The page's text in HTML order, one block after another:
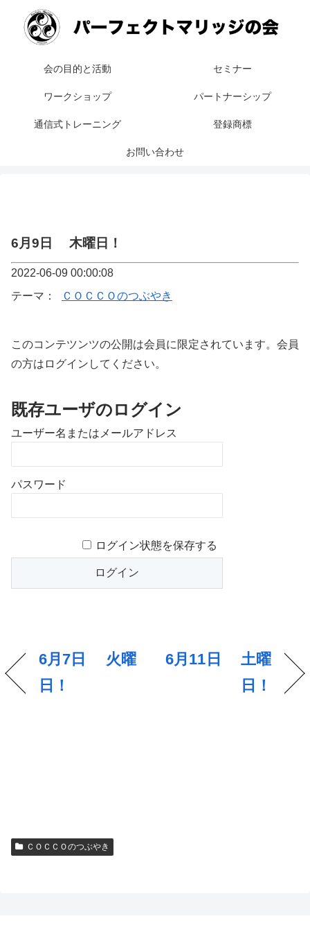
会の目的と活動 セミナー
ワークショップ パートナーシップ
通信式トレーニング 登録商標
お問い合わせ
6月9日 木曜日！
2022-06-09 00:00:08
テーマ：
ＣＯＣＣＯのつぶやき
このコンテツンツの公開は会員に限定されています。会員
の方はログインしてください。
既存ユーザのログイン
ユーザー名またはメールアドレス
パスワード
ログイン状態を保存する
6月7日 火曜
日！
6月11日 土曜
日！
ＣＯＣＣＯのつぶやき